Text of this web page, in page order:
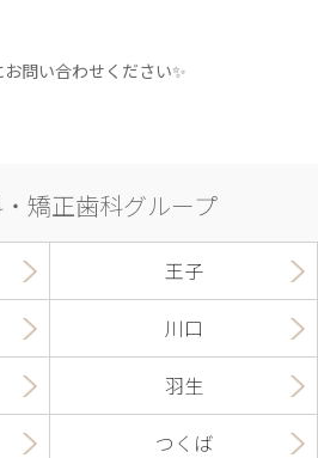
問い合わせください✨
矯正歯科グループ
王子
川口
羽生
つくば